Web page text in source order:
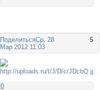
Поделиться 5
Ср, 28
Мар 2012 11:03
0